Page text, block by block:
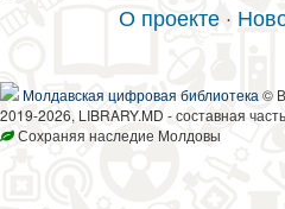
О проекте ·
Молдавская цифровая библиотека ©
2019-2026, LIBRARY.MD - составная
Сохраняя наследие Молдовы